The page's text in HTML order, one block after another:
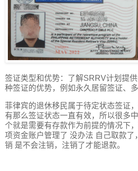
签证类型和优势：了解SRRV计划提
种签证的优势，例如永久居留签证、
菲律宾的退休移民属于待定状态签证
有那么签证状态一直有效，所以很多
个就是需要有存款作为前提的情况下
项资金账户管理了 没办法 自己取款了
销 是不会注销，注销了才能退款。